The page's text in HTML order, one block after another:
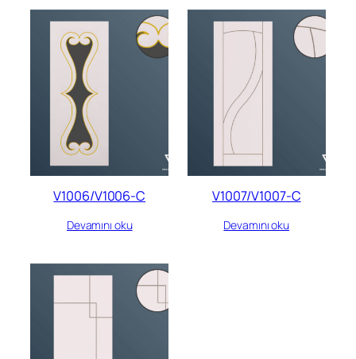
V1006/V1006-C
Devamını oku
V1007/V1007-C
Devamını oku